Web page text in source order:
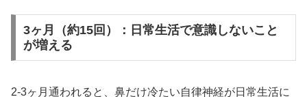
3ヶ月（約15回）：日常生活で意識しないこと
が増える
2-3ヶ月通われると、鼻だけ冷たい自律神経が日常生活に